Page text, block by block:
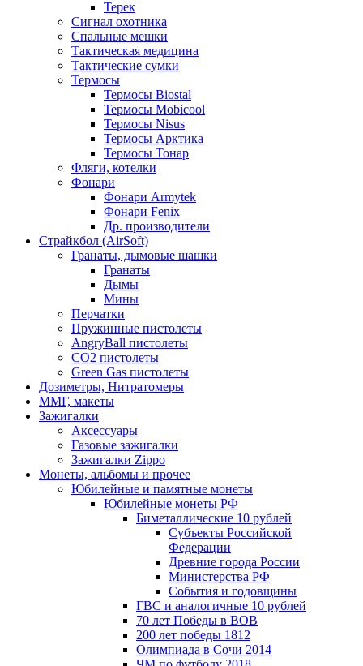
Терек
Сигнал охотника
Спальные мешки
Тактическая медицина
Тактические сумки
Термосы
Термосы Biostal
Термосы Mobicool
Термосы Nisus
Термосы Арктика
Термосы Тонар
Фляги, котелки
Фонари
Фонари Armytek
Фонари Fenix
Др. производители
Страйкбол (AirSoft)
Гранаты, дымовые шашки
Гранаты
Дымы
Мины
Перчатки
Пружинные пистолеты
AngryBall пистолеты
CO2 пистолеты
Green Gas пистолеты
Дозиметры, Нитратомеры
ММГ, макеты
Зажигалки
Аксессуары
Газовые зажигалки
Зажигалки Zippo
Монеты, альбомы и прочее
Юбилейные и памятные монеты
Юбилейные монеты РФ
Биметаллические 10 рублей
Субъекты Российской
Федерации
Древние города России
Министерства РФ
События и годовщины
ГВС и аналогичные 10 рублей
70 лет Победы в ВОВ
200 лет победы 1812
Олимпиада в Сочи 2014